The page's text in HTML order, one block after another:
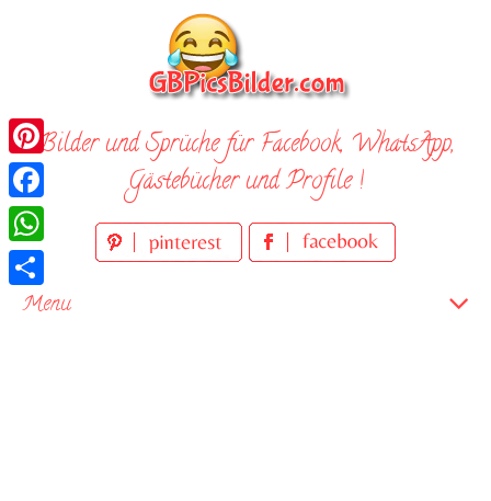
Bilder und Sprüche für Facebook, WhatsApp,
Gästebücher und Profile !
Menu
Pinterest
Facebook
WhatsApp
Teilen